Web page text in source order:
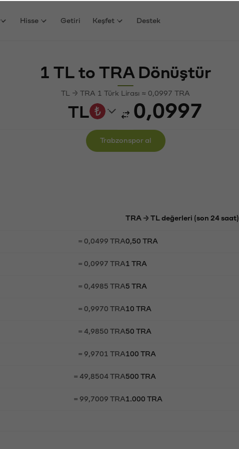
Hisse Getiri Keşfet Destek
1 TL to TRA Dönüştür
TL → TRA 1 Türk Lirası ≈ 0,0997 TRA
TL
Trabzonspor al
= 0,0499 TRA
= 0,0997 TRA
= 0,4985 TRA
= 0,9970 TRA
= 4,9850 TRA
= 9,9701 TRA
= 49,8504 TRA
= 99,7009 TRA
TRA → TL değerleri (son 24 saat)
0,50 TRA
1 TRA
5 TRA
10 TRA
50 TRA
100 TRA
500 TRA
1.000 TRA